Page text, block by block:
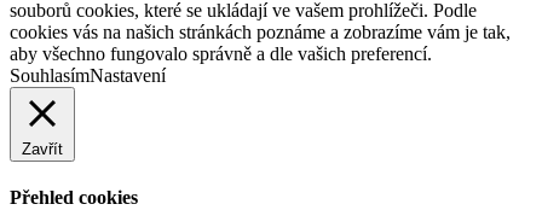
souborů cookies, které se ukládají ve vašem prohlížeči. Podle
cookies vás na našich stránkách poznáme a zobrazíme vám je tak,
aby všechno fungovalo správně a dle vašich preferencí.
SouhlasímNastavení
Zavřít
Přehled cookies